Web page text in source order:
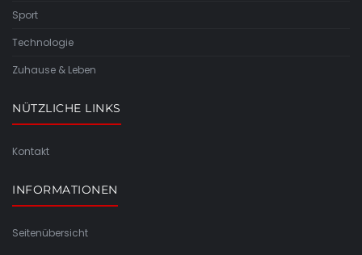
Sport
Technologie
Zuhause & Leben
NÜTZLICHE LINKS
Kontakt
INFORMATIONEN
Seitenübersicht